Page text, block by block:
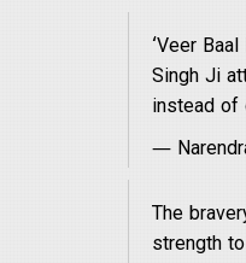
‘Veer
Singh Ji
instead of
—
The
strength